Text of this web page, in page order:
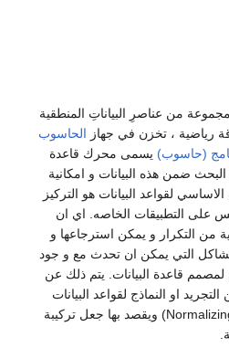
من عناصرِ البياناتِ المنطقية
رياضية ، تخزن في جهاز الحاسوب
(حاسوب) يسمى محرك قاعدة
البحث ضمن هذه البيانات و امكانية
لقواعد البيانات هو التركيز
على التطبيقات الخاصه. اي ان
من التكرار و يمكن استرجاعها و
التي يمكن ان تحدث مع و جود
لمصمم قاعدة البيانات. يتم ذلك عن
او النماذج لقواعد البيانات
تسمى نماذج التطبيع (Normalizing Forms) ويقصد بها جعل تركيبة